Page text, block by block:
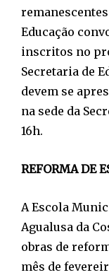
Educação
inscritos no
Secretaria de
devem se
na sede da
16h.
REFORMA DE
A Escola
Agualusa da
obras de
mês de